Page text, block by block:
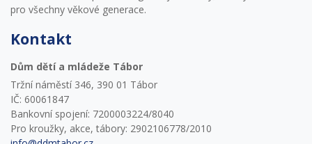
pro všechny věkové generace.
Kontakt
Dům dětí a mládeže Tábor
Tržní náměstí 346, 390 01 Tábor
IČ: 60061847
Bankovní spojení: 7200003224/8040
Pro kroužky, akce, tábory: 2902106778/2010